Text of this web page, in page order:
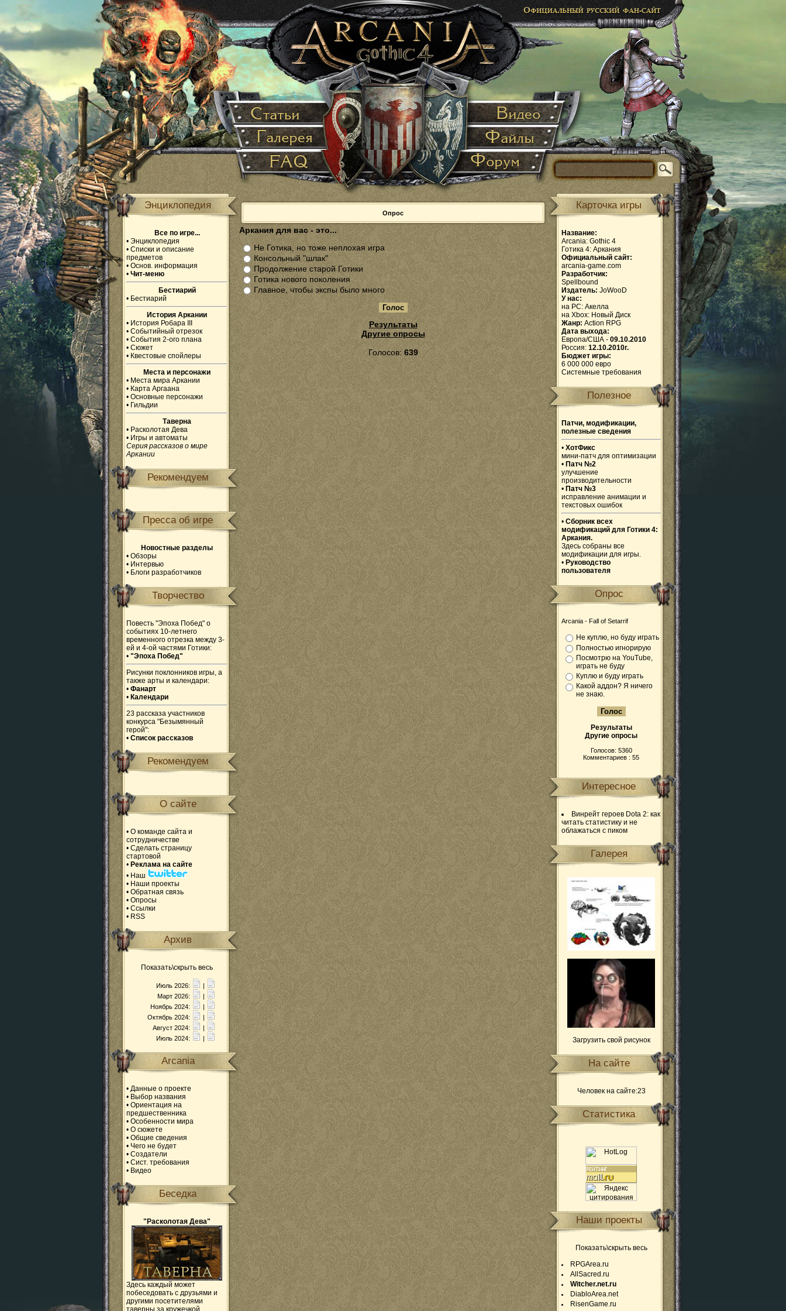
Энциклопедия
Все по игре...
• Энциклопедия
• Списки и описание
предметов
• Основ. информация
• Чит-меню
Бестиарий
• Бестиарий
История Аркании
• История Робара III
• Событийный отрезок
• События 2-ого плана
• Сюжет
• Квестовые спойлеры
Места и персонажи
• Места мира Аркании
• Карта Аргаана
• Основные персонажи
• Гильдии
Таверна
• Расколотая Дева
• Игры и автоматы
Серия рассказов о мире
Аркании
Рекомендуем
Пресса об игре
Новостные разделы
• Обзоры
• Интервью
• Блоги разработчиков
Творчество
Повесть "Эпоха Побед" о
событиях 10-летнего
временного отрезка между 3-
ей и 4-ой частями Готики:
• "Эпоха Побед"
Рисунки поклонников игры, а
также арты и календари:
• Фанарт
• Календари
23 рассказа участников
конкурса "Безымянный
герой":
• Список рассказов
Рекомендуем
О сайте
• О команде сайта и
сотрудничестве
• Сделать страницу
стартовой
• Реклама на сайте
• Наш
• Наши проекты
• Обратная связь
• Опросы
• Ссылки
• RSS
Архив
Показать\скрыть весь
Июль 2026:
|
Март 2026:
|
Ноябрь 2024:
|
Октябрь 2024:
|
Август 2024:
|
Июль 2024:
|
Arcania
• Данные о проекте
• Выбор названия
• Ориентация на
предшественника
• Особенности мира
• О сюжете
• Общие сведения
• Чего не будет
• Создатели
• Сист. требования
• Видео
Беседка
"Расколотая Дева"
Здесь каждый может
побеседовать с друзьями и
другими посетителями
таверны за кружечкой
Опрос
Аркания для вас - это...
Не Готика, но тоже неплохая игра
Консольный "шлак"
Продолжение старой Готики
Готика нового поколения
Главное, чтобы экспы было много
Результаты
Другие опросы
Голосов:639
Карточка игры
Название:
Arcania: Gothic 4
Готика 4: Аркания
Официальный сайт:
arcania-game.com
Разработчик:
Spellbound
Издатель: JoWooD
У нас:
на PC: Акелла
на Xbox: Новый Диск
Жанр: Action RPG
Дата выхода:
Европа/США - 09.10.2010
Россия: 12.10.2010г.
Бюджет игры:
6 000 000 евро
Системные требования
Полезное
Патчи, модификации,
полезные сведения
• ХотФикс
мини-патч для оптимизации
• Патч №2
улучшение
производительности
• Патч №3
исправление анимации и
текстовых ошибок
• Сборник всех
модификаций для Готики 4:
Аркания.
Здесь собраны все
модификации для игры.
• Руководство
пользователя
Опрос
Arcania - Fall of Setarrif
Не куплю, но буду играть
Полностью игнорирую
Посмотрю на YouTube,
играть не буду
Куплю и буду играть
Какой аддон? Я ничего
не знаю.
Результаты
Другие опросы
Голосов: 5360
Комментариев : 55
Интересное
Винрейт героев Dota 2: как
читать статистику и не
облажаться с пиком
Галерея
Загрузить свой рисунок
На сайте
Человек на сайте:23
Статистика
Наши проекты
Показать\скрыть весь
RPGArea.ru
AllSacred.ru
Witcher.net.ru
DiabloArea.net
RisenGame.ru